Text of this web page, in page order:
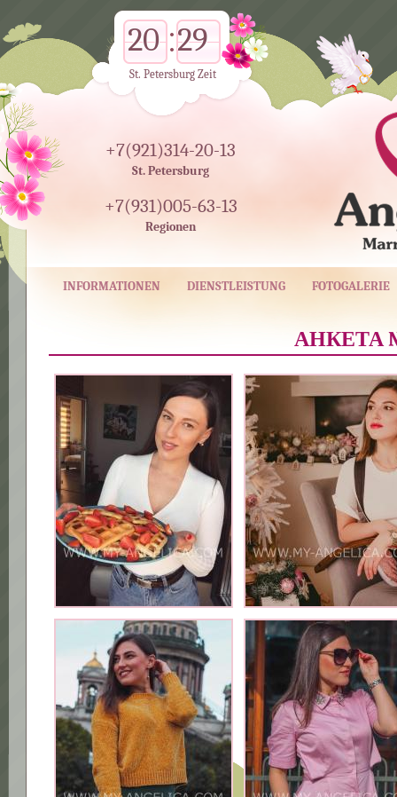
+7(921)314-20-13
St. Petersburg
+7(931)005-63-13
Regionen
20 29
St. Petersburg Zeit
INFORMATIONEN DIENSTLEISTUNG FOTOGALERIE
АНКЕТА